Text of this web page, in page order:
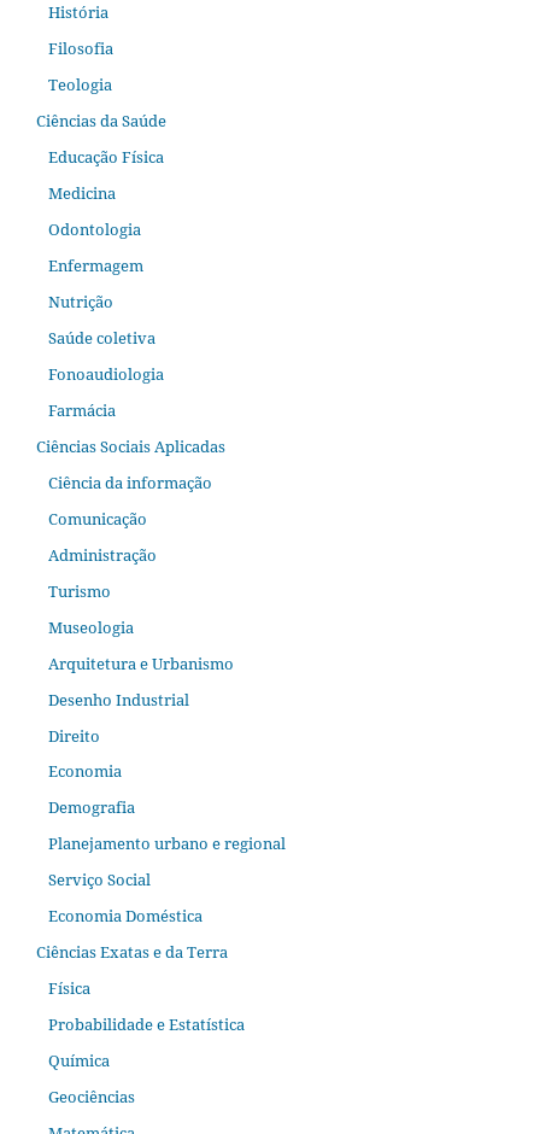
História
Filosofia
Teologia
Ciências da Saúde
Educação Física
Medicina
Odontologia
Enfermagem
Nutrição
Saúde coletiva
Fonoaudiologia
Farmácia
Ciências Sociais Aplicadas
Ciência da informação
Comunicação
Administração
Turismo
Museologia
Arquitetura e Urbanismo
Desenho Industrial
Direito
Economia
Demografia
Planejamento urbano e regional
Serviço Social
Economia Doméstica
Ciências Exatas e da Terra
Física
Probabilidade e Estatística
Química
Geociências